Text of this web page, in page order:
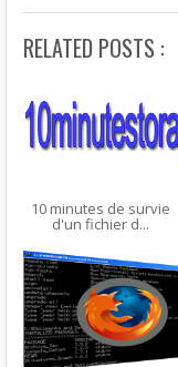
RELATED POSTS :
10 minutes de survie
d'un fichier d...